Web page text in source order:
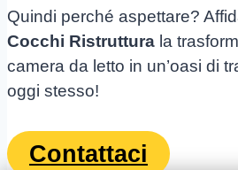
Quindi perché aspettare?
Cocchi Ristruttura la
camera da letto in un’oasi di
oggi stesso!
Contattaci